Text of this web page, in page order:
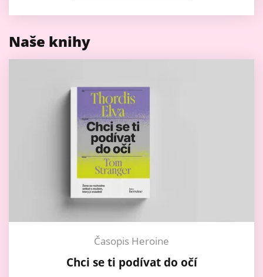
Naše knihy
Časopis Heroine
Chci se ti podívat do očí